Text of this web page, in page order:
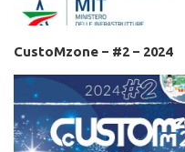
CustoMzone – #2 – 2024